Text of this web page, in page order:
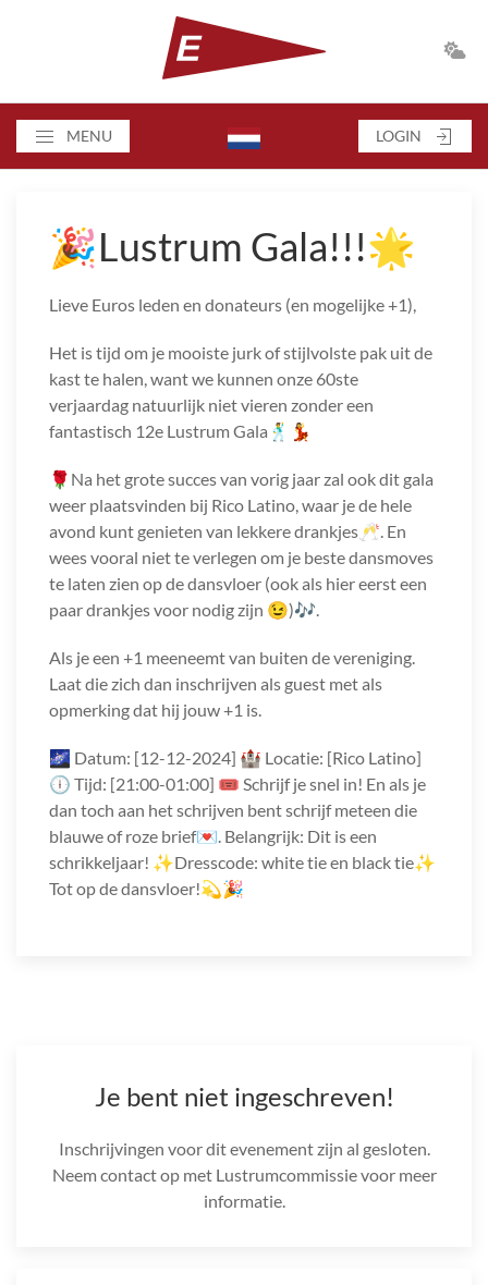
MENU LOGIN
🎉Lustrum Gala!!!🌟
Lieve Euros leden en donateurs (en mogelijke +1),
Het is tijd om je mooiste jurk of stijlvolste pak uit de
kast te halen, want we kunnen onze 60ste
verjaardag natuurlijk niet vieren zonder een
fantastisch 12e Lustrum Gala🕺💃
🌹Na het grote succes van vorig jaar zal ook dit gala
weer plaatsvinden bij Rico Latino, waar je de hele
avond kunt genieten van lekkere drankjes🥂. En
wees vooral niet te verlegen om je beste dansmoves
te laten zien op de dansvloer (ook als hier eerst een
paar drankjes voor nodig zijn 😉)🎶.
Als je een +1 meeneemt van buiten de vereniging.
Laat die zich dan inschrijven als guest met als
opmerking dat hij jouw +1 is.
🌌 Datum: [12-12-2024] 🏰 Locatie: [Rico Latino]
🕕 Tijd: [21:00-01:00] 🎟️ Schrijf je snel in! En als je
dan toch aan het schrijven bent schrijf meteen die
blauwe of roze brief💌. Belangrijk: Dit is een
schrikkeljaar! ✨Dresscode: white tie en black tie✨
Tot op de dansvloer!💫🎉
Je bent niet ingeschreven!
Inschrijvingen voor dit evenement zijn al gesloten.
Neem contact op met Lustrumcommissie voor meer
informatie.